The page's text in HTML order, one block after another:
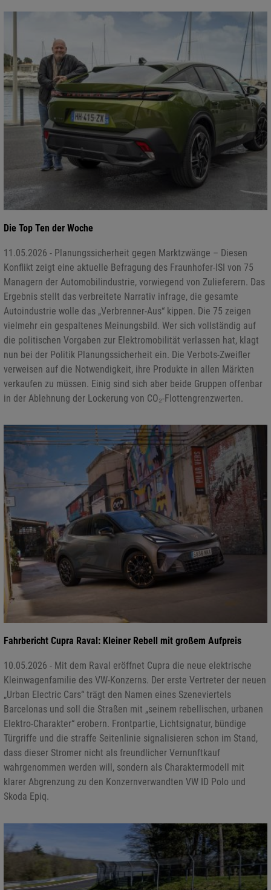
Die Top Ten der Woche
11.05.2026 - Planungssicherheit gegen Marktzwänge – Diesen
Konflikt zeigt eine aktuelle Befragung des Fraunhofer-ISI von 75
Managern der Automobilindustrie, vorwiegend von Zulieferern. Das
Ergebnis stellt das verbreitete Narrativ infrage, die gesamte
Autoindustrie wolle das „Verbrenner-Aus“ kippen. Die 75 zeigen
vielmehr ein gespaltenes Meinungsbild. Wer sich vollständig auf
die politischen Vorgaben zur Elektromobilität verlassen hat, klagt
nun bei der Politik Planungssicherheit ein. Die Verbots-Zweifler
verweisen auf die Notwendigkeit, ihre Produkte in allen Märkten
verkaufen zu müssen. Einig sind sich aber beide Gruppen offenbar
in der Ablehnung der Lockerung von CO₂-Flottengrenzwerten.
Fahrbericht Cupra Raval: Kleiner Rebell mit großem Aufpreis
10.05.2026 - Mit dem Raval eröffnet Cupra die neue elektrische
Kleinwagenfamilie des VW-Konzerns. Der erste Vertreter der neuen
„Urban Electric Cars“ trägt den Namen eines Szeneviertels
Barcelonas und soll die Straßen mit „seinem rebellischen, urbanen
Elektro-Charakter“ erobern. Frontpartie, Lichtsignatur, bündige
Türgriffe und die straffe Seitenlinie signalisieren schon im Stand,
dass dieser Stromer nicht als freundlicher Vernunftkauf
wahrgenommen werden will, sondern als Charaktermodell mit
klarer Abgrenzung zu den Konzernverwandten VW ID Polo und
Skoda Epiq.